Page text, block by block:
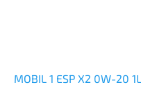
MOBIL 1 ESP X2 0W-20 1L